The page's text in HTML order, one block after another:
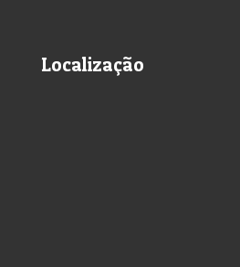
Localização